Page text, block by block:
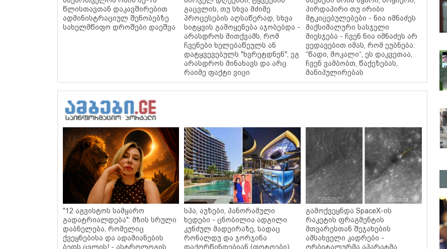
წლისთავთან დაკავშირებით
ადმინისტრაციულ შენობებზე
სახელმწიფო დროშები დაეშვა
გაცვლის, თუ სხვა მძიმე
პროცესების აღსაწერად, სხვა
სიტყვის გამოყენება აჯობებდა -
არასდროს მითქვამს, რომ
ჩვენები ხელებაწეულს ან
დატყვევებულს "ხვრეტდნენ", ეგ
არასდროს მინახავს და არც
რაიმე ფაქტი ვიცი
პირდაპირი თუ ირიბი
მტკიცებულებები - ნია იმნაძეს
მაქსიმალური სასჯელი
მიესჯება - ჩვენ ნია იმნაძეს არ
ვედავებით იმას, რომ ეუბნება:
“წადი, მოკალი“, ეს დაკვეთაა,
ჩვენ ვამბობთ, წაქეზებას,
მანიპულირებას
"12 აგვისტოს სამყარო
გადატრიალდება": მზის სრული
დაბნელება, რომელიც
ქვეყნებისა და ადამიანების
ბედს ცვლის! - ასტროლოგის
სპა, აუზები, პანორამული
ხედები - ცნობილია ადგილი
კუნძულ მადეირაზე, სადაც
რონალდუ და ჯორჯინა
დაქორწინდებიან (ფოტოები)
გამოქვეყნდა SpaceX-ის
რაკეტის ფრაგმენტის
მთვარესთან შეჯახების
ამსახველი კადრები -
ორბიტალურმა აპარატმა